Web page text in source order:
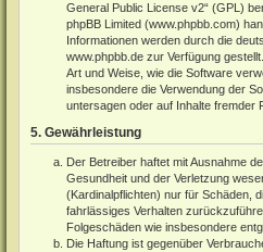
General Public License v2“ (GPL)
phpBB Limited (www.phpbb.com)
Informationen werden durch die
www.phpbb.de zur Verfügung
Art und Weise, wie die Software
insbesondere die Verwendung der
untersagen oder auf Inhalte fremder
5. Gewährleistung
Der Betreiber haftet mit Ausnahme
Gesundheit und der Verletzung
(Kardinalpflichten) nur für Schäden,
fahrlässiges Verhalten
Folgeschäden wie insbesondere
Die Haftung ist gegenüber